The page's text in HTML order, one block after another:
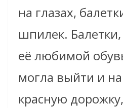
на глазах,
шпилек.
её любимой
могла выйти и
красную